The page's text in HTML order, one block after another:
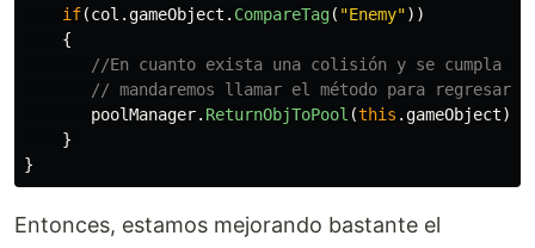
if(col .gameObject . CompareTag( "Enemy"))
{
//En cuanto exista una colisión y se cumpla
// mandaremos llamar el método para
poolManager. ReturnObjToPool (this .gameObject);
}
}
Entonces, estamos mejorando bastante el